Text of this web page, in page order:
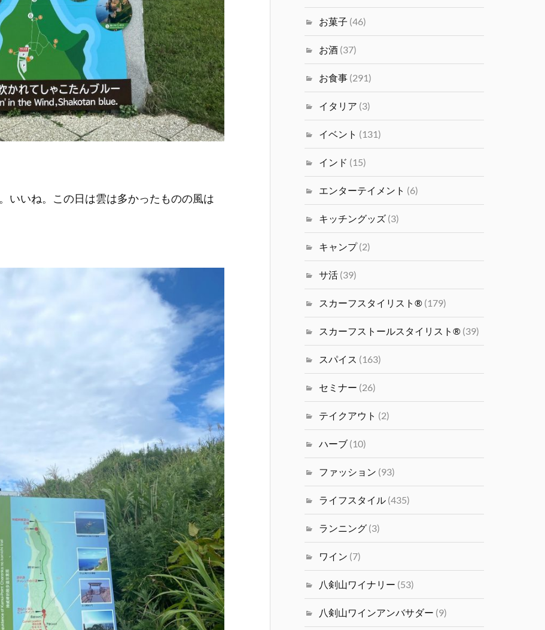
いいね。この日は雲は多かったものの風は
お菓子 (46)
お酒 (37)
お食事 (291)
イタリア (3)
イベント (131)
インド (15)
エンターテイメント (6)
キッチングッズ (3)
キャンプ(2)
サ活 (39)
スカーフスタイリスト® (179)
スカーフストールスタイリスト® (39)
スパイス (163)
セミナー (26)
テイクアウト (2)
ハーブ (10)
ファッション (93)
ライフスタイル (435)
ランニング (3)
ワイン (7)
八剣山ワイナリー (53)
八剣山ワインアンバサダー (9)